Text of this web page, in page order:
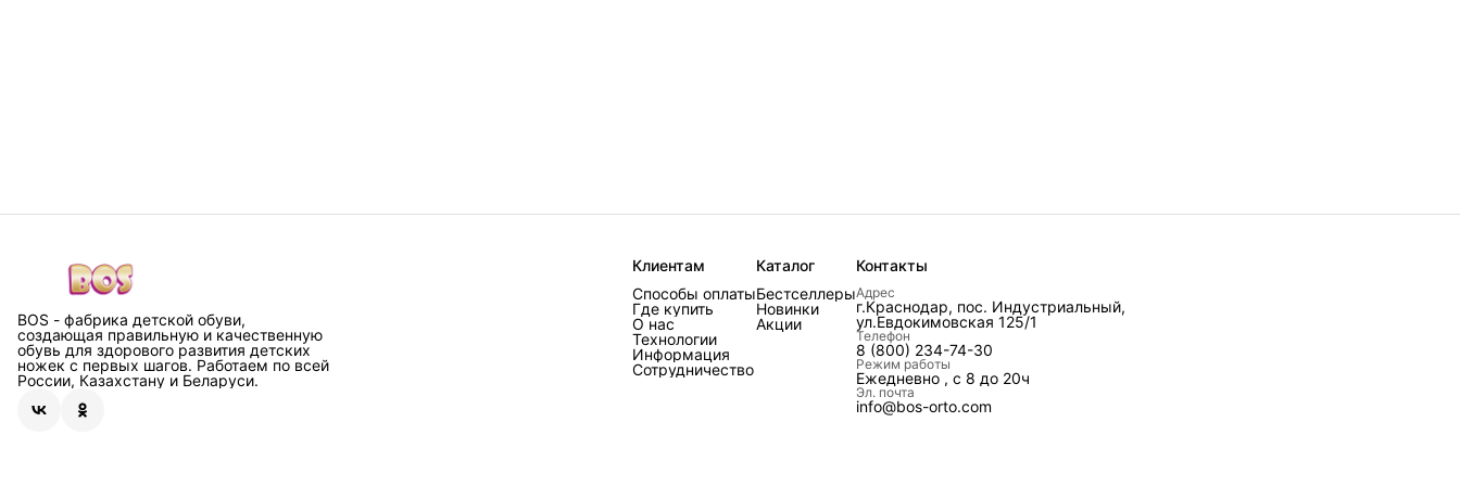
BOS - фабрика детской обуви,
создающая правильную и качественную
обувь для здорового развития детских
ножек с первых шагов. Работаем по всей
России, Казахстану и Беларуси.
Клиентам
Способы оплаты
Где купить
О нас
Технологии
Информация
Сотрудничество
Каталог
Бестселлеры
Новинки
Акции
Контакты
Адрес
г.Краснодар, пос. Индустриальный,
ул.Евдокимовская 125/1
Телефон
8 (800) 234-74-30
Режим работы
Ежедневно , с 8 до 20ч
Эл. почта
info@bos-orto.com